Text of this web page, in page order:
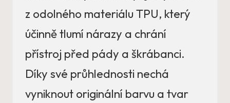
z odolného materiálu TPU, který
účinně tlumí nárazy a chrání
přístroj před pády a škrábanci.
Díky své průhlednosti nechá
vyniknout originální barvu a tvar